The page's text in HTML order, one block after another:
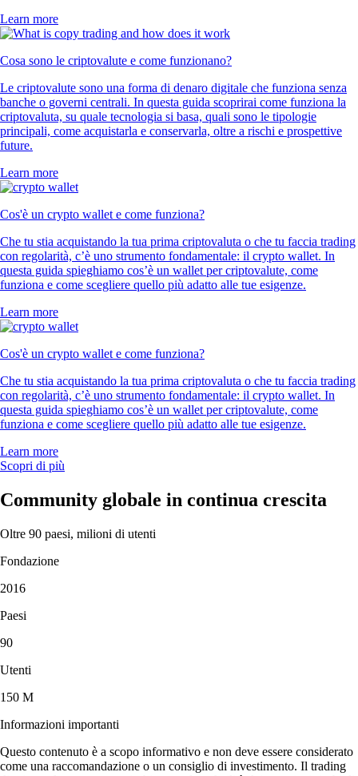
Learn more
Cosa sono le criptovalute e come funzionano?
Le criptovalute sono una forma di denaro digitale che funziona senza
banche o governi centrali. In questa guida scoprirai come funziona la
criptovaluta, su quale tecnologia si basa, quali sono le tipologie
principali, come acquistarla e conservarla, oltre a rischi e prospettive
future.
Learn more
Cos'è un crypto wallet e come funziona?
Che tu stia acquistando la tua prima criptovaluta o che tu faccia trading
con regolarità, c’è uno strumento fondamentale: il crypto wallet. In
questa guida spieghiamo cos’è un wallet per criptovalute, come
funziona e come scegliere quello più adatto alle tue esigenze.
Learn more
Cos'è un crypto wallet e come funziona?
Che tu stia acquistando la tua prima criptovaluta o che tu faccia trading
con regolarità, c’è uno strumento fondamentale: il crypto wallet. In
questa guida spieghiamo cos’è un wallet per criptovalute, come
funziona e come scegliere quello più adatto alle tue esigenze.
Learn more
Scopri di più
Community globale in continua crescita
Oltre 90 paesi, milioni di utenti
Fondazione
2016
Paesi
90
Utenti
150 M
Informazioni importanti
Questo contenuto è a scopo informativo e non deve essere considerato
come una raccomandazione o un consiglio di investimento. Il trading